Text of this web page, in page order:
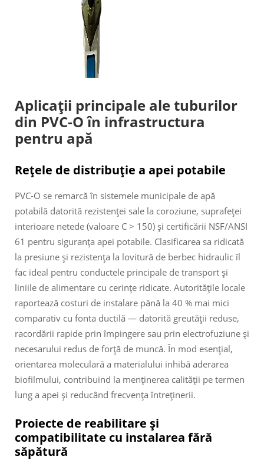
Aplicații principale ale tuburilor
din PVC-O în infrastructura
pentru apă
Rețele de distribuție a apei potabile
PVC-O se remarcă în sistemele municipale de apă
potabilă datorită rezistenței sale la coroziune, suprafeței
interioare netede (valoare C > 150) și certificării NSF/ANSI
61 pentru siguranța apei potabile. Clasificarea sa ridicată
la presiune și rezistența la lovitură de berbec hidraulic îl
fac ideal pentru conductele principale de transport și
liniile de alimentare cu cerințe ridicate. Autoritățile locale
raportează costuri de instalare până la 40 % mai mici
comparativ cu fonta ductilă — datorită greutății reduse,
racordării rapide prin împingere sau prin electrofuziune și
necesarului redus de forță de muncă. În mod esențial,
orientarea moleculară a materialului inhibă aderarea
biofilmului, contribuind la menținerea calității pe termen
lung a apei și reducând frecvența întreținerii.
Proiecte de reabilitare și
compatibilitate cu instalarea fără
săpătură